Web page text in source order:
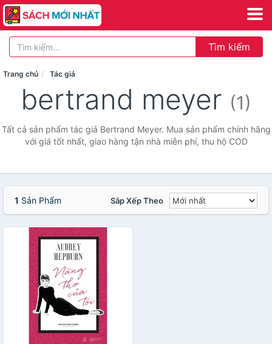
Tìm kiếm
Trang chủ Tác giả
bertrand meyer (1)
Tất cả sản phẩm tác giả Bertrand Meyer. Mua sản phẩm chính hãng
với giá tốt nhất, giao hàng tận nhà miễn phí, thu hộ COD
1 Sản Phẩm Sắp Xếp Theo